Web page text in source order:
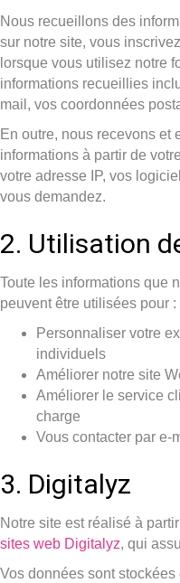
Nous recueillons des
sur notre site, vous
lorsque vous utilisez notre
informations recueillies
mail, vos coordonnées
En outre, nous recevons et
informations à partir de
votre adresse IP, vos
vous demandez.
2. Utilisation
Toute les informations que
peuvent être utilisées pour :
Personnaliser votre
individuels
Améliorer notre site
Améliorer le service
charge
Vous contacter par e-
3. Digitalyz
Notre site est réalisé à
sites web Digitalyz, qui
Vos données sont